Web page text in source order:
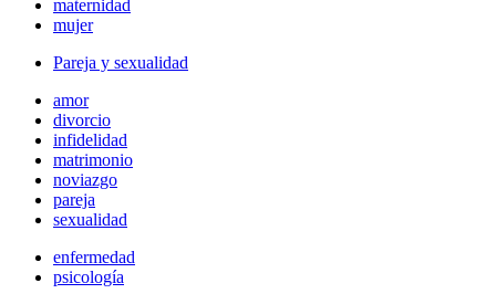
maternidad
mujer
Pareja y sexualidad
amor
divorcio
infidelidad
matrimonio
noviazgo
pareja
sexualidad
enfermedad
psicología